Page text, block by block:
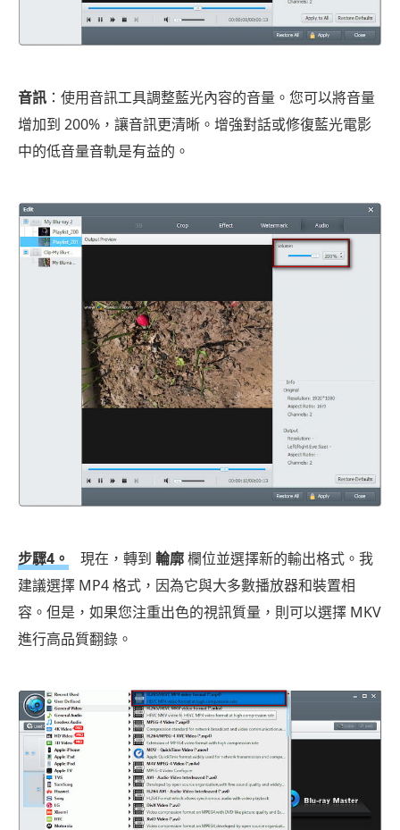
音訊 ：使用音訊工具調整藍光內容的音量。您可以將音量
增加到 200%，讓音訊更清晰。增強對話或修復藍光電影
中的低音量音軌是有益的。
步驟4。 現在，轉到 輪廓欄位並選擇新的輸出格式。我
建議選擇 MP4 格式，因為它與大多數播放器和裝置相
容。但是，如果您注重出色的視訊質量，則可以選擇 MKV
進行高品質翻錄。